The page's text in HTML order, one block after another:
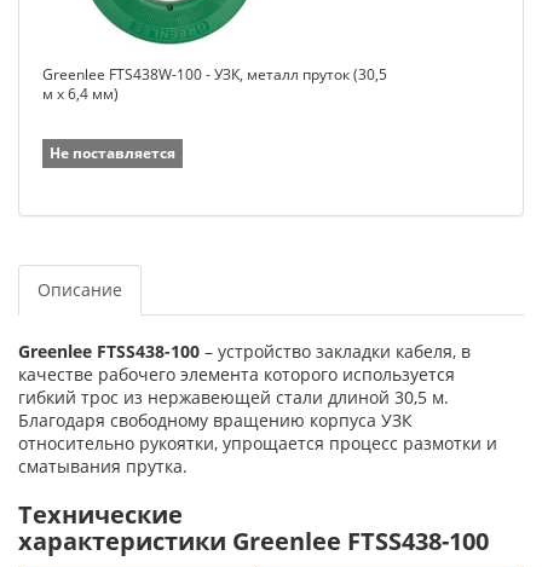
Greenlee FTS438W-100 - УЗК, металл пруток (30,5
м х 6,4 мм)
Не поставляется
Описание
Greenlee FTSS438-100 – устройство закладки кабеля, в
качестве рабочего элемента которого используется
гибкий трос из нержавеющей стали длиной 30,5 м.
Благодаря свободному вращению корпуса УЗК
относительно рукоятки, упрощается процесс размотки и
сматывания прутка.
Технические
характеристики Greenlee FTSS438-100